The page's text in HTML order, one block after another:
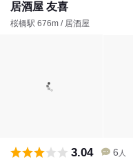
居酒屋 友喜
桜橋駅 676m / 居酒屋
3.04 6 人